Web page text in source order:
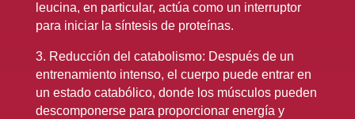
leucina, en particular, actúa como un interruptor
para iniciar la síntesis de proteínas.
3. Reducción del catabolismo: Después de un
entrenamiento intenso, el cuerpo puede entrar en
un estado catabólico, donde los músculos pueden
descomponerse para proporcionar energía y